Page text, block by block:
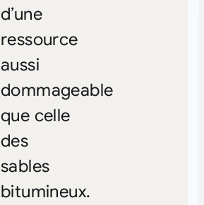
d’une
ressource
aussi
dommageable
que celle
des
sables
bitumineux.